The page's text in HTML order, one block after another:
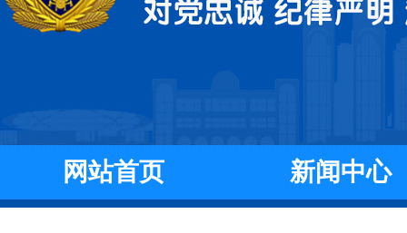
网站首页 新闻中心